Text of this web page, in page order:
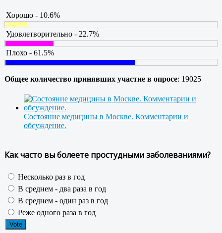
Хорошо - 10.6%
Удовлетворительно - 22.7%
Плохо - 61.5%
Общее количество принявших участие в опросе: 19025
Состояние медицины в Москве. Комментарии и
обсуждение.
Как часто вы болеете простудными заболеваниями?
Несколько раз в год
В среднем - два раза в год
В среднем - один раз в год
Реже одного раза в год